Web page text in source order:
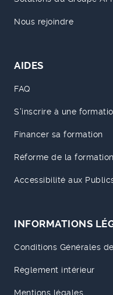
Nous rejoindre
AIDES
FAQ
S'inscrire à une
Financer sa formation
Réforme de la formation
Accessibilité aux
INFORMATIONS
Conditions Générales
Règlement intérieur
Mentions légales